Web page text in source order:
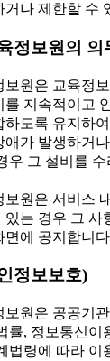
거나 제한할 수
정보원의 의
원은 교육정보
를 지속적이고
하도록 유지하
애가 발생하거
우 그 설비를 수
원은 서비스
있는 경우 그 사
면에 공지합니
정보보호)
원은 공공기
률, 정보통신이
법령에 따라 이